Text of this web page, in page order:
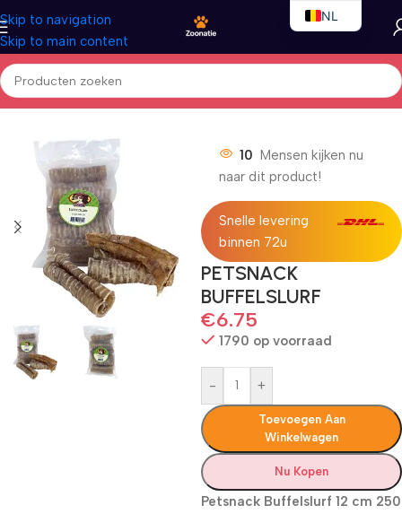
Skip to navigation
Skip to main content
Home/Honden/Hondensnacks-kauw
10 Mensen kijken nu
naar dit product!
Snelle levering
binnen 72u
PETSNACK
BUFFELSLURF
€6.75
1790 op voorraad
- +
Toevoegen Aan
Winkelwagen
Nu Kopen
Petsnack Buffelslurf 12 cm 250
NL